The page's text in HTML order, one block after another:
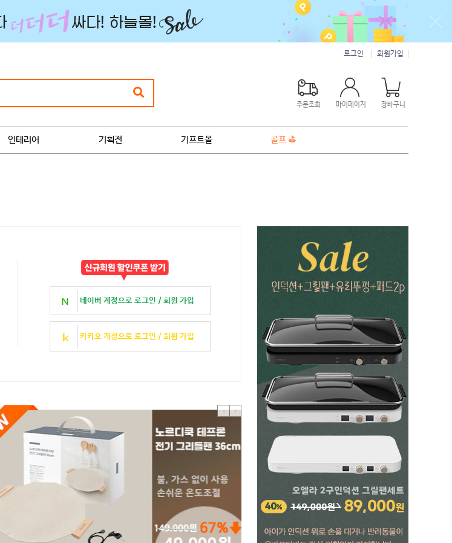
회원가입
로그인
장바구니
마이페이지
주문조회
인테리어 기획전 기프트몰 골프 ⛳
네이버 계정으로 로그인 / 회원 가입
카카오 계정으로 로그인 / 회원 가입
< >